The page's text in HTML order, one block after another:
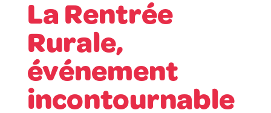
La Rentrée
Rurale,
événement
incontournable